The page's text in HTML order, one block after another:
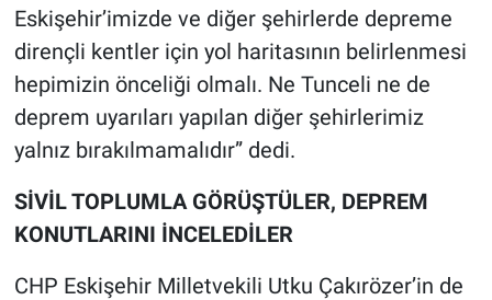
Eskişehir’imizde ve diğer şehirlerde depreme
dirençli kentler için yol haritasının belirlenmesi
hepimizin önceliği olmalı. Ne Tunceli ne de
deprem uyarıları yapılan diğer şehirlerimiz
yalnız bırakılmamalıdır” dedi.
SİVİL TOPLUMLA GÖRÜŞTÜLER, DEPREM
KONUTLARINI İNCELEDİLER
CHP Eskişehir Milletvekili Utku Çakırözer’in de